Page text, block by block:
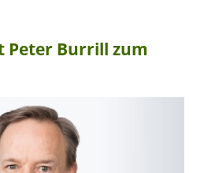
Peter Burrill zum